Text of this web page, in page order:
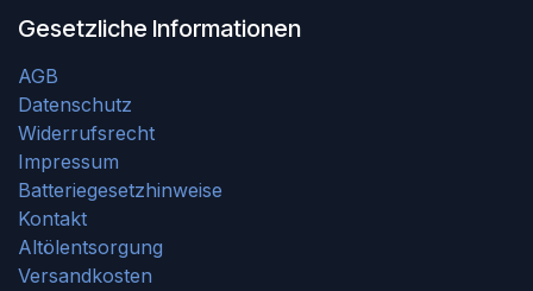
Gesetzliche Informationen
AGB
Datenschutz
Widerrufsrecht
Impressum
Batteriegesetzhinweise
Kontakt
Altölentsorgung
Versandkosten